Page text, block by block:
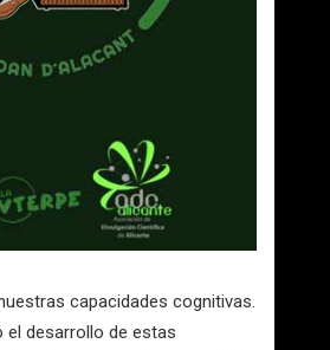
capacidades cognitivas.
el desarrollo de estas